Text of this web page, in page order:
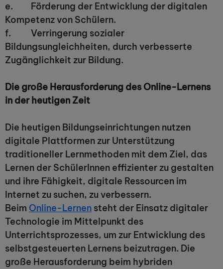
e. Förderung der Entwicklung der digitalen
Kompetenz von Schülern.
f. Verringerung sozialer
Bildungsungleichheiten, durch verbesserte
Zugänglichkeit zur Bildung.
Die große Herausforderung des Online-Lernens
in der heutigen Zeit
Die heutigen Bildungseinrichtungen nutzen
digitale Plattformen zur Unterstützung
traditioneller Lernmethoden mit dem Ziel, das
Lernen der SchülerInnen effizienter zu gestalten
und ihre Fähigkeit, digitale Ressourcen im
Internet zu suchen, zu verbessern.
Beim Online-Lernen steht der Einsatz digitaler
Technologie im Mittelpunkt des
Unterrichtsprozesses, um zur Entwicklung des
selbstgesteuerten Lernens beizutragen. Die
große Herausforderung beim hybriden